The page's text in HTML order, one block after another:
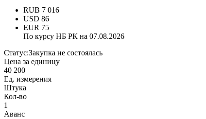
RUB 7 016
USD 86
EUR 75
По курсу НБ РК на 07.08.2026
Статус:Закупка не состоялась
Цена за единицу
40 200
Ед. измерения
Штука
Кол-во
1
Аванс